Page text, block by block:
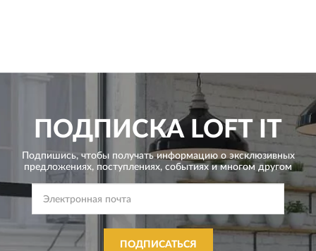
ПОДПИСКАLOFT IT
Подпишись, чтобы получать информацию о эксклюзивных
предложениях, поступлениях, событиях и многом другом
ПОДПИСАТЬСЯ